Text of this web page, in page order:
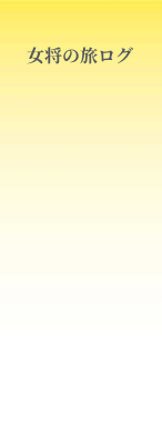
女将の旅ログ